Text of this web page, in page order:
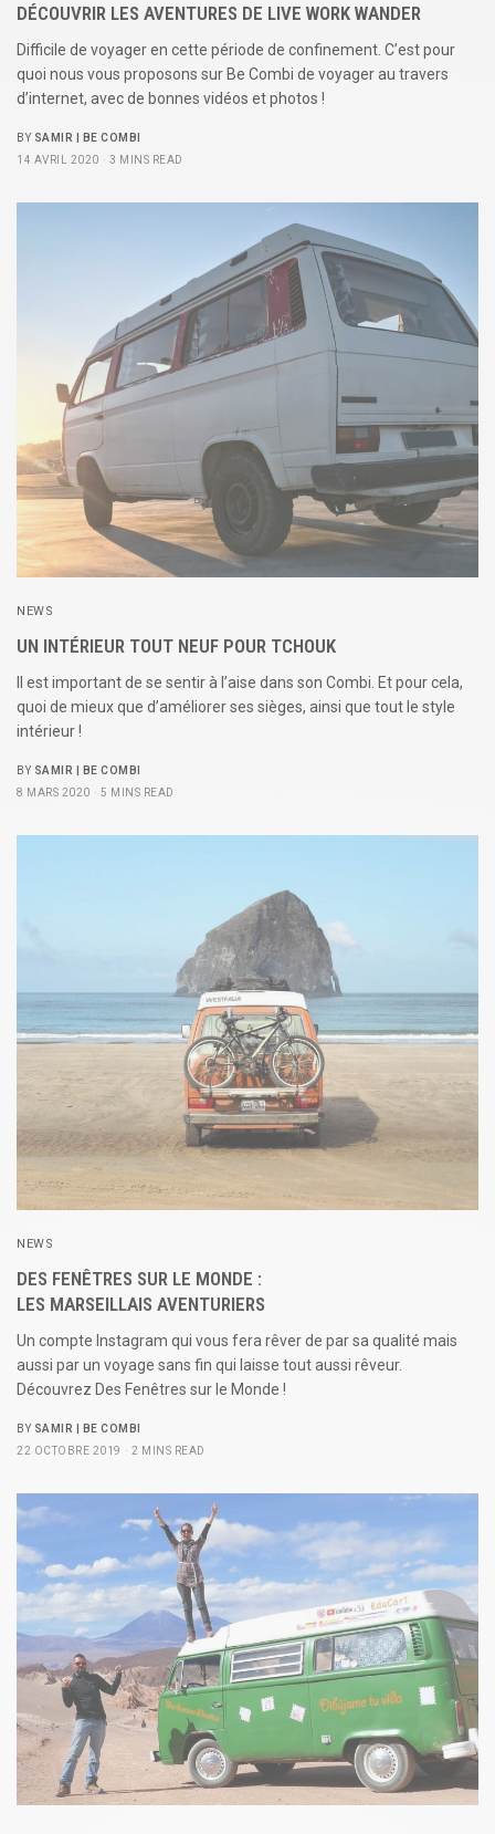
DÉCOUVRIR LES AVENTURES DE LIVE WORK WANDER
Difficile de voyager en cette période de confinement. C’est pour
quoi nous vous proposons sur Be Combi de voyager au travers
d’internet, avec de bonnes vidéos et photos !
BY SAMIR | BE COMBI
14 AVRIL 2020
3 MINS READ
NEWS
UN INTÉRIEUR TOUT NEUF POUR TCHOUK
Il est important de se sentir à l’aise dans son Combi. Et pour cela,
quoi de mieux que d’améliorer ses sièges, ainsi que tout le style
intérieur !
BY SAMIR | BE COMBI
8 MARS 2020
5 MINS READ
NEWS
DES FENÊTRES SUR LE MONDE :
LES MARSEILLAIS AVENTURIERS
Un compte Instagram qui vous fera rêver de par sa qualité mais
aussi par un voyage sans fin qui laisse tout aussi rêveur.
Découvrez Des Fenêtres sur le Monde !
BY SAMIR | BE COMBI
22 OCTOBRE 2019
2 MINS READ